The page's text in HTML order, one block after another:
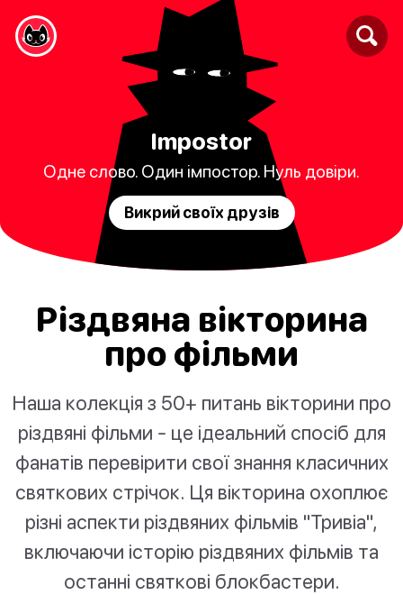
Impostor
Одне слово. Один імпостор. Нуль довіри.
Викрий своїх друзів
Різдвяна вікторина
про фільми
Наша колекція з 50+ питань вікторини про
різдвяні фільми - це ідеальний спосіб для
фанатів перевірити свої знання класичних
святкових стрічок. Ця вікторина охоплює
різні аспекти різдвяних фільмів "Тривіа",
включаючи історію різдвяних фільмів та
останні святкові блокбастери.